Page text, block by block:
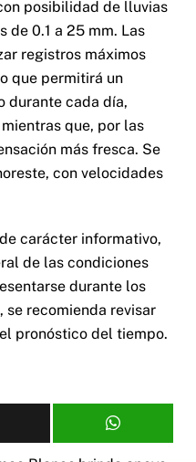
posibilidad de lluvias
de 0.1 a 25 mm. Las
registros máximos
que permitirá un
durante cada día,
que, por las
más fresca. Se
con velocidades
carácter informativo,
de las condiciones
durante los
se recomienda revisar
pronóstico del tiempo.